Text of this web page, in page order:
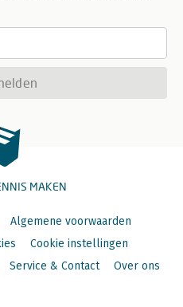
MAKEN
Algemene voorwaarden
Cookie instellingen
Service & Contact Over ons